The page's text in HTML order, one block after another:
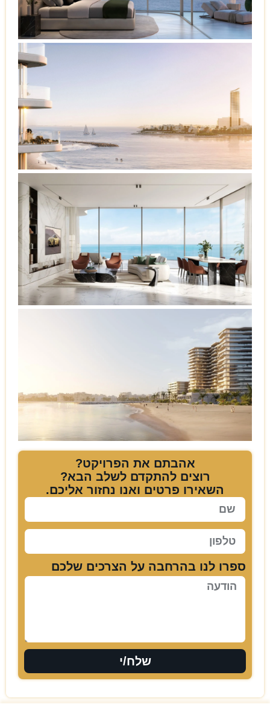
אהבתם את הפרויקט?
רוצים להתקדם לשלב הבא?
השאירו פרטים ואנו נחזור אליכם.
ספרו לנו בהרחבה על הצרכים שלכם
שלח/י